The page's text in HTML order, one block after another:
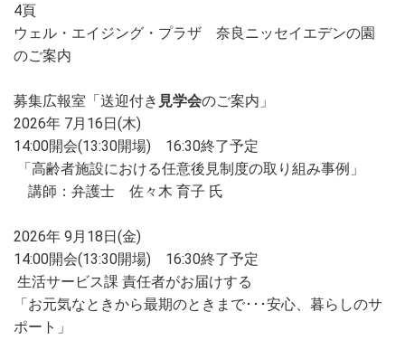
4頁
ウェル・エイジング・プラザ 奈良ニッセイエデンの園
のご案内
募集広報室「送迎付き 見学会のご案内」
2026年 7月16日(木)
14:00開会(13:30開場) 16:30終了予定
「高齢者施設における任意後見制度の取り組み事例」
講師：弁護士 佐々木 育子 氏
2026年 9月18日(金)
14:00開会(13:30開場) 16:30終了予定
生活サービス課 責任者がお届けする
「お元気なときから最期のときまで･･･安心、暮らしのサ
ポート」